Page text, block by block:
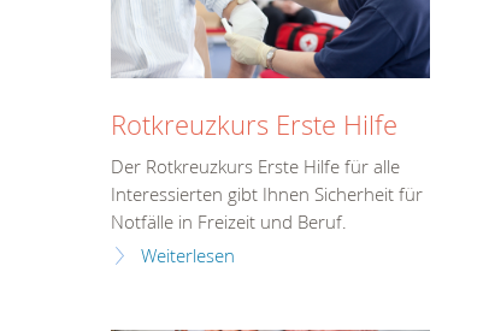
Rotkreuzkurs Erste Hilfe
Der Rotkreuzkurs Erste Hilfe für alle
Interessierten gibt Ihnen Sicherheit für
Notfälle in Freizeit und Beruf.
Weiterlesen